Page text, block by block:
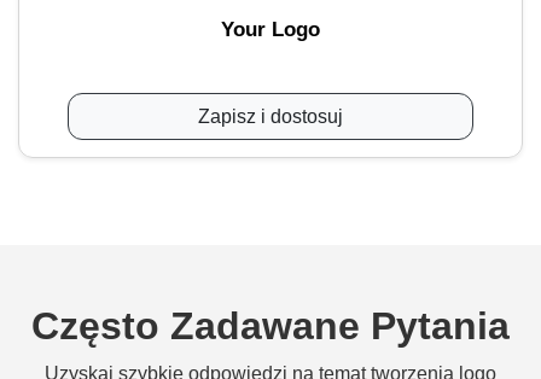
Your Logo
Zapisz i dostosuj
Często Zadawane Pytania
Uzyskaj szybkie odpowiedzi na temat tworzenia logo